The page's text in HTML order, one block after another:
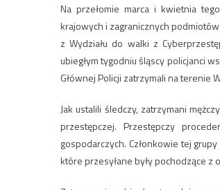
Na przełomie marca i kwietnia
krajowych i zagranicznych
z Wydziału do walki z
ubiegłym tygodniu śląscy policjanci
Głównej Policji zatrzymali na terenie
Jak ustalili śledczy, zatrzymani
przestępczej. Przestępczy
gospodarczych. Członkowie tej
które przesyłane były pochodzące z